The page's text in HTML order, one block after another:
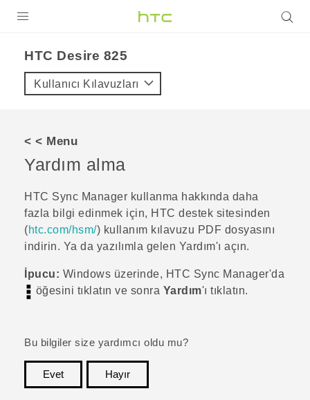
VIVE
VIVERSE
DESTEK
HTC Desire 825‎
Kullanıcı Kılavuzları
< < Menu
Yardım alma
HTC Sync Manager kullanma hakkında daha
fazla bilgi edinmek için, HTC destek sitesinden
(htc.com/hsm/) kullanım kılavuzu PDF dosyasını
indirin. Ya da yazılımla gelen Yardım'ı açın.
İpucu: Windows üzerinde, HTC Sync Manager'da
öğesini tıklatın ve sonra Yardım'ı tıklatın.
Bu bilgiler size yardımcı oldu mu?
Evet
Hayır